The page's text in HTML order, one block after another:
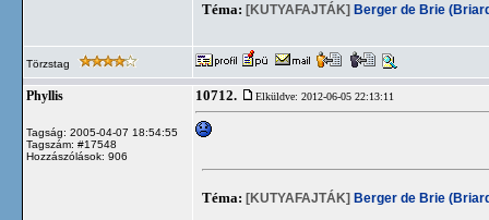
Téma: [KUTYAFAJTÁK] Berger de Brie
Törzstag
Phyllis
Tagság: 2005-04-07 18:54:55
Tagszám: #17548
Hozzászólások: 906
10712. Elküldve: 2012-06-05 22:13:11
Téma: [KUTYAFAJTÁK] Berger de Brie